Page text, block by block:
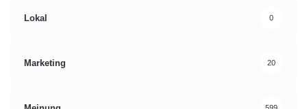
Lokal 0
Marketing 20